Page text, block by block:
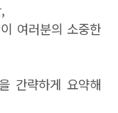
여러분의 소중한
간략하게 요약해